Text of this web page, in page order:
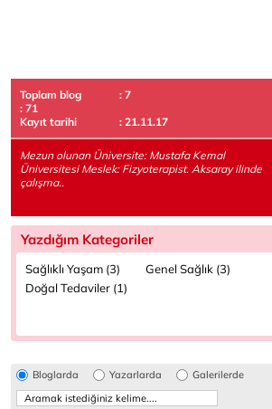
Toplam blog
: 7
: 71
Kayıt tarihi
: 21.11.17
Mezun olunan Üniversite: Mustafa Kemal
Üniversitesi Meslek: Fizyoterapist. Aksaray ilinde
çalışma..
Yazdığım Kategoriler
Sağlıklı Yaşam (3)
Genel Sağlık (3)
Doğal Tedaviler (1)
Bloglarda Yazarlarda Galerilerde